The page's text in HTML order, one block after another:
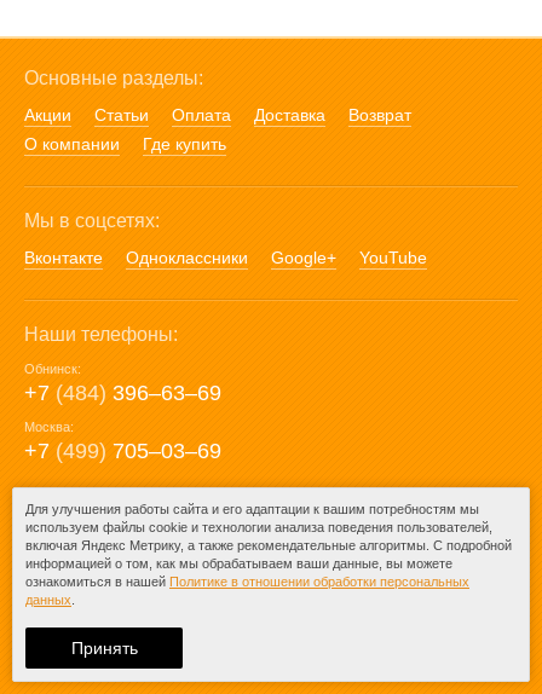
Основные разделы:
Акции Статьи Оплата Доставка
Возврат
О компании
Где купить
Мы в соцсетях:
Вконтакте Одноклассники Google+ YouTube
Наши телефоны:
Обнинск:
+7 (484) 396‒63‒69
Москва:
+7 (499) 705‒03‒69
E-mail:
mail@posuda40.ru
При любом копировании информации
ссылка на
Для улучшения работы сайта и его адаптации к вашим потребностям мы
используем файлы cookie и технологии анализа поведения пользователей,
включая Яндекс Метрику, а также рекомендательные алгоритмы. С подробной
информацией о том, как мы обрабатываем ваши данные, вы можете
ознакомиться в нашей Политике в отношении обработки персональных
данных
Принять